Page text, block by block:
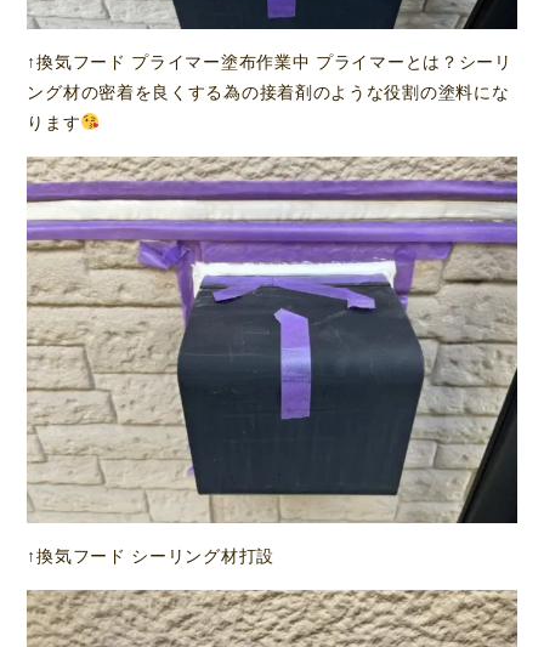
↑換気フード プライマー塗布作業中 プライマーとは？シーリ
ング材の密着を良くする為の接着剤のような役割の塗料にな
ります
↑換気フード シーリング材打設